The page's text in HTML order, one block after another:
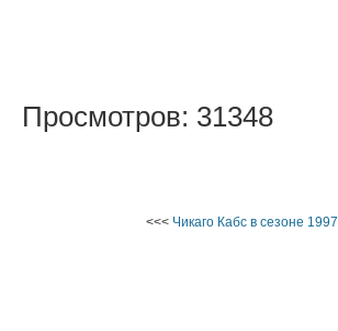
Просмотров: 31348
<<< Чикаго Кабс в сезоне 1997